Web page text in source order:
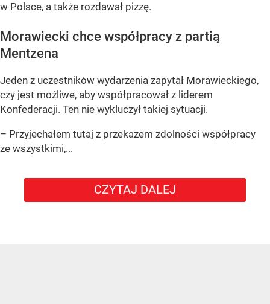
w Polsce, a także rozdawał pizzę.
Morawiecki chce współpracy z partią
Mentzena
Jeden z uczestników wydarzenia zapytał Morawieckiego,
czy jest możliwe, aby współpracował z liderem
Konfederacji. Ten nie wykluczył takiej sytuacji.
– Przyjechałem tutaj z przekazem zdolności współpracy
ze wszystkimi,...
CZYTAJ DALEJ